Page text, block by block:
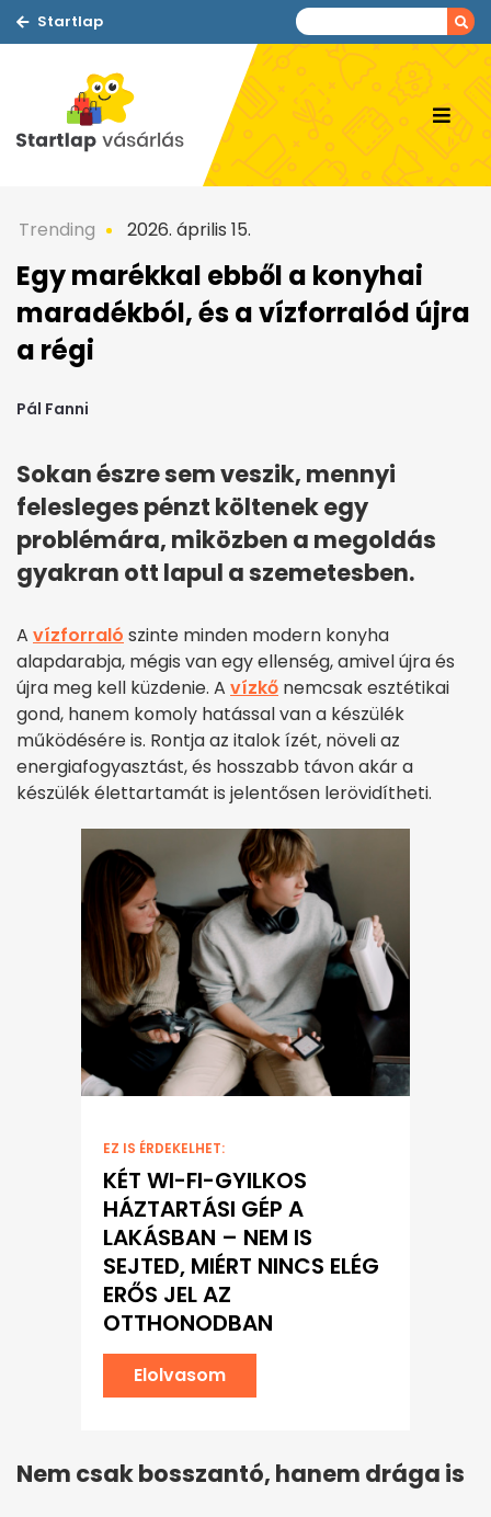
Startlap
Trending 2026. április 15.
Egy marékkal ebből a konyhai
maradékból, és a vízforralód újra
a régi
Pál Fanni
Sokan észre sem veszik, mennyi
felesleges pénzt költenek egy
problémára, miközben a megoldás
gyakran ott lapul a szemetesben.
A vízforraló szinte minden modern konyha
alapdarabja, mégis van egy ellenség, amivel újra és
újra meg kell küzdenie. A vízkő nemcsak esztétikai
gond, hanem komoly hatással van a készülék
működésére is. Rontja az italok ízét, növeli az
energiafogyasztást, és hosszabb távon akár a
készülék élettartamát is jelentősen lerövidítheti.
EZ IS ÉRDEKELHET:
KÉT WI-FI-GYILKOS
HÁZTARTÁSI GÉP A
LAKÁSBAN – NEM IS
SEJTED, MIÉRT NINCS ELÉG
ERŐS JEL AZ
OTTHONODBAN
Elolvasom
Nem csak bosszantó, hanem drága is